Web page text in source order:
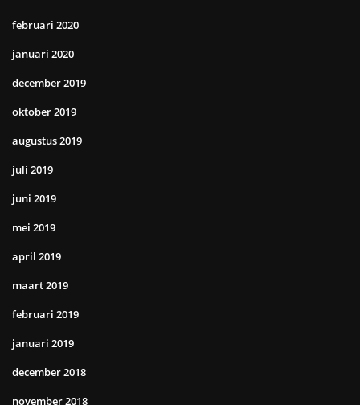
februari 2020
januari 2020
december 2019
oktober 2019
augustus 2019
juli 2019
juni 2019
mei 2019
april 2019
maart 2019
februari 2019
januari 2019
december 2018
november 2018